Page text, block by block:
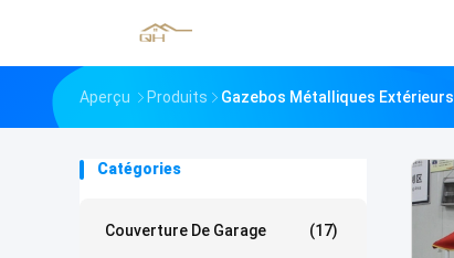
Aperçu Produits Gazebos Métalliques Extérieurs
Catégories
Couverture De Garage (17)